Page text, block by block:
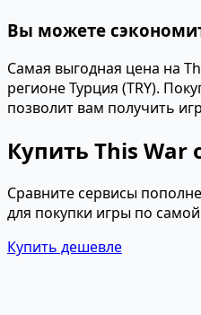
Вы можете
Самая выгодная цена на
регионе Турция (TRY).
позволит вам получить
Купить This War
Сравните сервисы
для покупки игры по
Купить дешевле